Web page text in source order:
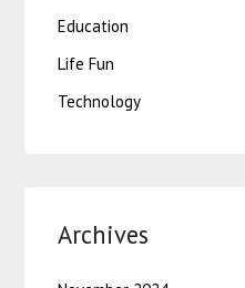
Education
Life Fun
Technology
Archives